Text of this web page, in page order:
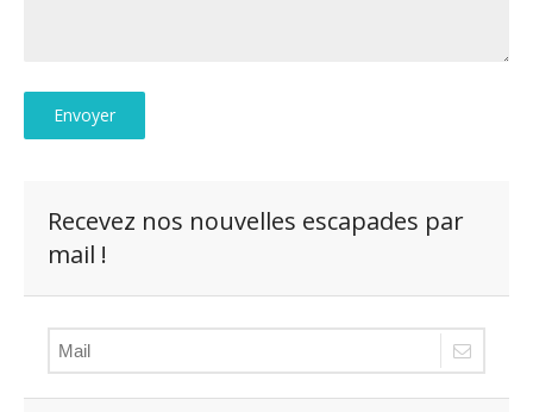
Recevez nos nouvelles escapades par
mail !